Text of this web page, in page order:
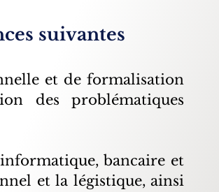
suivantes
et de formalisation
des problématiques
bancaire et
et la légistique, ainsi